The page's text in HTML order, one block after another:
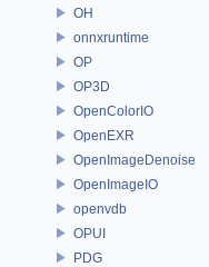
OH
onnxruntime
OP
OP3D
OpenColorIO
OpenEXR
OpenImageDenoise
OpenImageIO
openvdb
OPUI
PDG